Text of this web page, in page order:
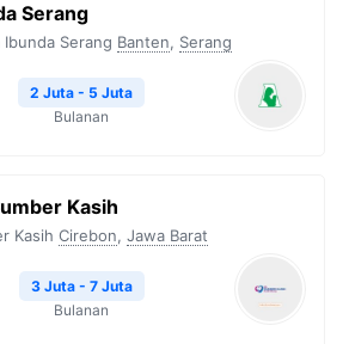
Serang
Ibunda Serang Banten, Serang
2 Juta - 5 Juta
Bulanan
Kasih
Kasih Cirebon, Jawa Barat
3 Juta - 7 Juta
Bulanan